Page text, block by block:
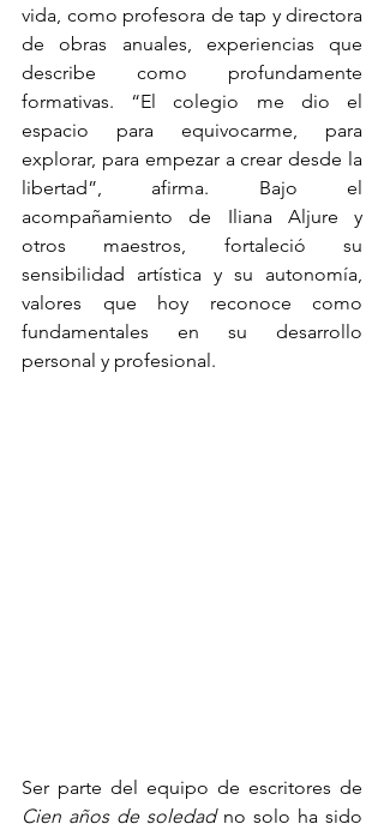
vida, como profesora de tap y directora
de obras anuales, experiencias que
describe como profundamente
formativas. “El colegio me dio el
espacio para equivocarme, para
explorar, para empezar a crear desde la
libertad”, afirma. Bajo el
acompañamiento de Iliana Aljure y
otros maestros, fortaleció su
sensibilidad artística y su autonomía,
valores que hoy reconoce como
fundamentales en su desarrollo
personal y profesional.
Cien años de soledad no solo ha sido